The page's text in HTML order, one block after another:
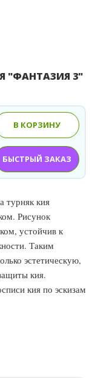
"ФАНТАЗИЯ 3"
В КОРЗИНУ
БЫСТРЫЙ ЗАКАЗ
турняк кия
Рисунок
устойчив к
Таким
эстетическую,
кия.
кия по эскизам